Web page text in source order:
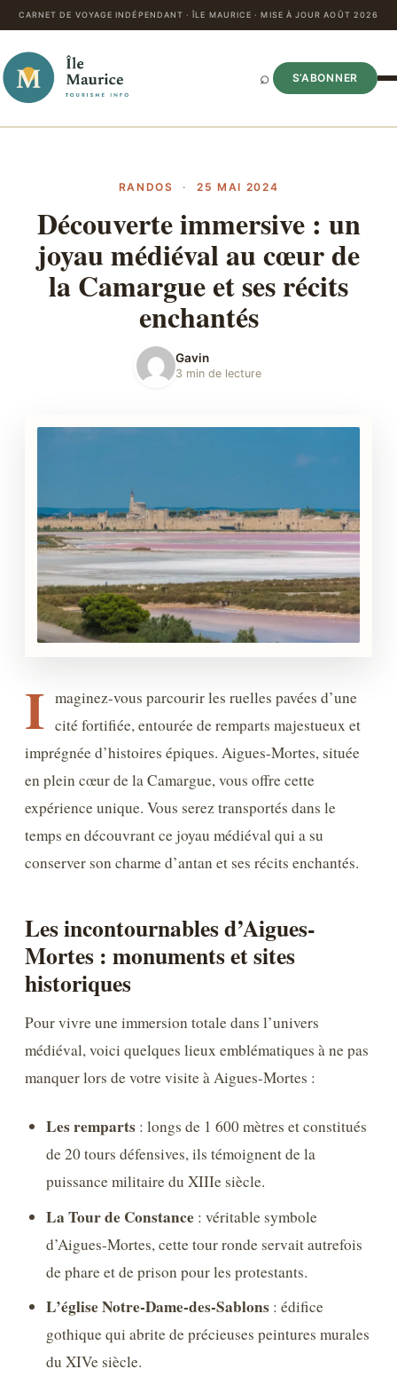
CARNET DE VOYAGE INDÉPENDANT · ÎLE MAURICE · MISE À JOUR AOÛT 2026
⌕ S’ABONNER
RANDOS · 25 MAI 2024
Découverte immersive : un
joyau médiéval au cœur de
la Camargue et ses récits
enchantés
Gavin
3 min de lecture
I maginez-vous parcourir les ruelles pavées d’une
cité fortifiée, entourée de remparts majestueux et
imprégnée d’histoires épiques. Aigues-Mortes, située
en plein cœur de la Camargue, vous offre cette
expérience unique. Vous serez transportés dans le
temps en découvrant ce joyau médiéval qui a su
conserver son charme d’antan et ses récits enchantés.
Les incontournables d’Aigues-
Mortes : monuments et sites
historiques
Pour vivre une immersion totale dans l’univers
médiéval, voici quelques lieux emblématiques à ne pas
manquer lors de votre visite à Aigues-Mortes :
Les remparts : longs de 1 600 mètres et constitués
de 20 tours défensives, ils témoignent de la
puissance militaire du XIIIe siècle.
La Tour de Constance : véritable symbole
d’Aigues-Mortes, cette tour ronde servait autrefois
de phare et de prison pour les protestants.
L’église Notre-Dame-des-Sablons : édifice
gothique qui abrite de précieuses peintures murales
du XIVe siècle.